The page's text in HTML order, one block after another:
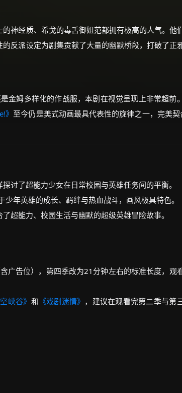
神经质、希戈的毒舌御姐范都拥有极高的人气。他
反派设定为剧集贡献了大量的幽默桥段，打破了正
金姆多样化的作战服，本剧在视觉呈现上非常超前
》 至今仍是美式动画最具代表性的旋律之一，完美契
讨了超能力少女在日常校园与英雄任务间的平衡。
年英雄的成长、羁绊与热血战斗，画风极具特色。
超能力、校园生活与幽默的超级英雄冒险故事。
广告位），第四季改为21分钟左右的标准长度，观
峡谷》 和 《戏剧迷情》 ，建议在观看完第二季与第